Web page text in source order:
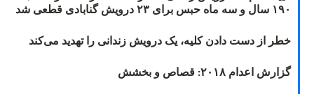
۱۹۰ سال و سه ماه حبس برای ۲۳ درویش گنابادی قطعی شد
خطر از دست دادن کلیه، یک درویش زندانی را تهدید می‌کند
گزارش اعدام ۲۰۱۸: قصاص و بخشش